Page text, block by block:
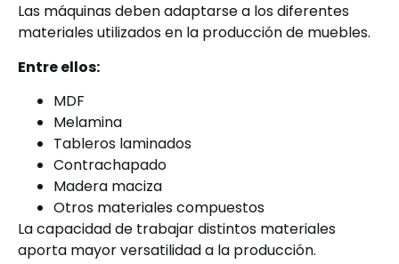
Las máquinas deben adaptarse a los diferentes
materiales utilizados en la producción de muebles.
Entre ellos:
MDF
Melamina
Tableros laminados
Contrachapado
Madera maciza
Otros materiales compuestos
La capacidad de trabajar distintos materiales
aporta mayor versatilidad a la producción.